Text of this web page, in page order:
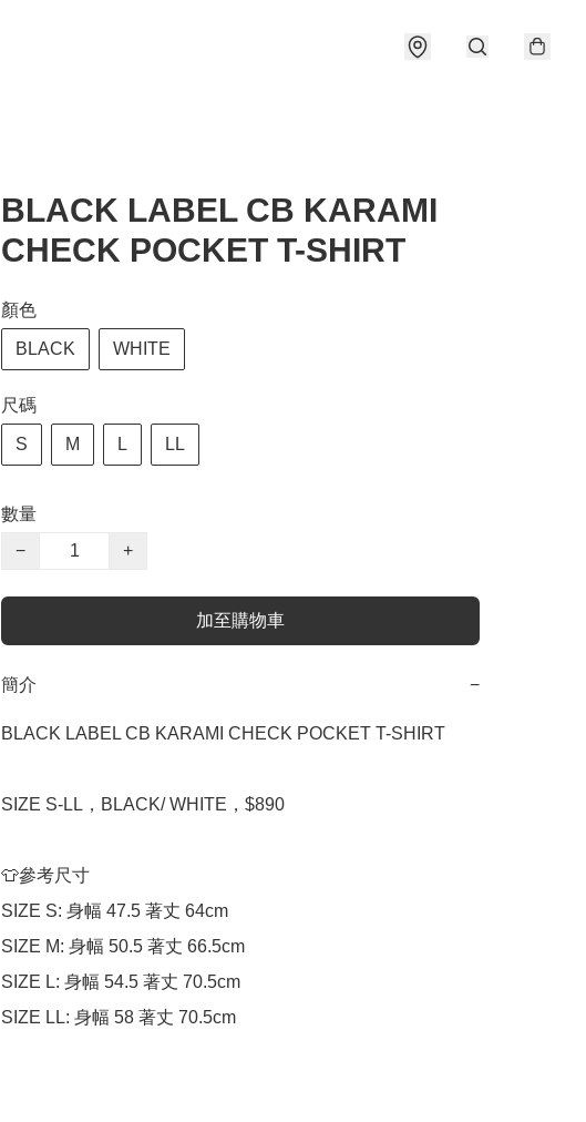
BLACK LABEL CB KARAMI
CHECK POCKET T-SHIRT
顏色
BLACK WHITE
尺碼
S M L LL
數量
−
+
加至購物車
簡介 −
BLACK LABEL CB KARAMI CHECK POCKET T-SHIRT
SIZE S-LL，BLACK/ WHITE，$890
👕參考尺寸
SIZE S: 身幅 47.5 著丈 64cm
SIZE M: 身幅 50.5 著丈 66.5cm
SIZE L: 身幅 54.5 著丈 70.5cm
SIZE LL: 身幅 58 著丈 70.5cm